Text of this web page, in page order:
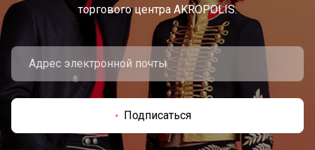
торгового центра AKROPOLIS.
Подписаться